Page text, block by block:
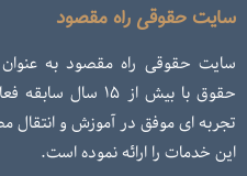
سایت حقوقی راه مقصود
سایت حقوقی راه مقصود به
حقوق با بیش از ۱۵
تجربه ای موفق در آموزش و
این خدمات را ارائه نموده است.